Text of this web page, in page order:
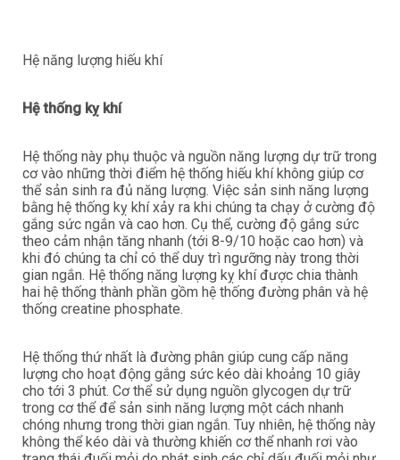
Hệ năng lượng hiếu khí
Hệ thống kỵ khí
Hệ thống này phụ thuộc và nguồn năng lượng dự trữ trong
cơ vào những thời điểm hệ thống hiếu khí không giúp cơ
thể sản sinh ra đủ năng lượng. Việc sản sinh năng lượng
bằng hệ thống kỵ khí xảy ra khi chúng ta chạy ở cường độ
gắng sức ngắn và cao hơn. Cụ thể, cường độ gắng sức
theo cảm nhận tăng nhanh (tới 8-9/10 hoặc cao hơn) và
khi đó chúng ta chỉ có thể duy trì ngưỡng này trong thời
gian ngắn. Hệ thống năng lượng kỵ khí được chia thành
hai hệ thống thành phần gồm hệ thống đường phân và hệ
thống creatine phosphate.
Hệ thống thứ nhất là đường phân giúp cung cấp năng
lượng cho hoạt động gắng sức kéo dài khoảng 10 giây
cho tới 3 phút. Cơ thể sử dụng nguồn glycogen dự trữ
trong cơ thể để sản sinh năng lượng một cách nhanh
chóng nhưng trong thời gian ngắn. Tuy nhiên, hệ thống này
không thể kéo dài và thường khiến cơ thể nhanh rơi vào